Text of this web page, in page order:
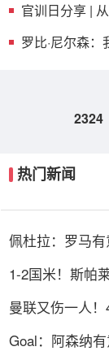
官训日分享 |
罗比·尼尔森
2324
热门新闻
佩杜拉：罗马有
1-2国米！斯帕
曼联又伤一人
Goal：阿森纳